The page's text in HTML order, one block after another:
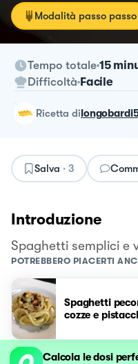
Modalità passo passo
Tempo totale 15
Difficoltà Facile
ricetta di
Salva · 3
Introduzione
Spaghetti semplici e
POTREBBERO PIACERTI
Spaghetti
cozze e
Calcola le dosi